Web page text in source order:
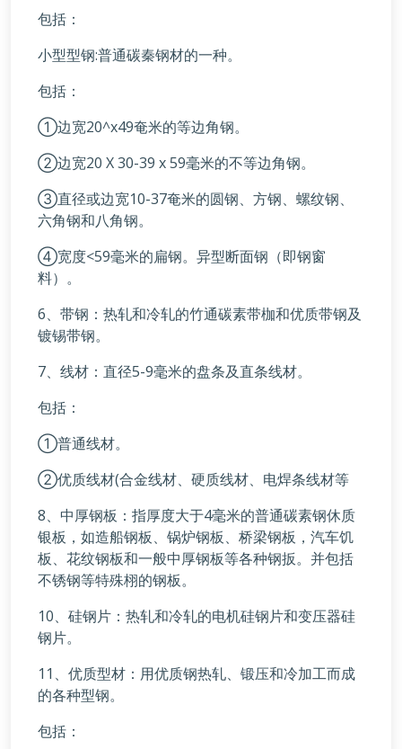
包括：
小型型钢:普通碳秦钢材的一种。
包括：
①边宽20^x49奄米的等边角钢。
②边宽20 X 30-39 x 59毫米的不等边角钢。
③直径或边宽10-37奄米的圆钢、方钢、螺纹钢、
六角钢和八角钢。
④宽度<59毫米的扁钢。异型断面钢（即钢窗
料）。
6、带钢：热轧和冷轧的竹通碳素带枷和优质带钢及
镀锡带钢。
7、线材：直径5-9毫米的盘条及直条线材。
包括：
①普通线材。
②优质线材(合金线材、硬质线材、电焊条线材等
8、中厚钢板：指厚度大于4毫米的普通碳素钢休质
银板，如造船钢板、锅炉钢板、桥梁钢板，汽车饥
板、花纹钢板和一般中厚钢板等各种钢扳。并包括
不锈钢等特殊栩的钢板。
10、硅钢片：热轧和冷轧的电机硅钢片和变压器硅
钢片。
11、优质型材：用优质钢热轧、锻压和冷加工而成
的各种型钢。
包括：